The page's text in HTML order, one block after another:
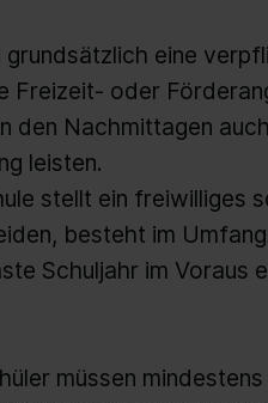
eine
Freizeit- oder
den Nachmittagen auch
leisten.
stellt ein freiwilliges
besteht im
Schuljahr im Voraus
müssen